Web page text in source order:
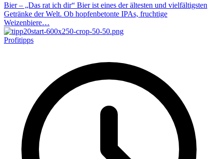
Bier – „Das rat ich dir“ Bier ist eines der ältesten und vielfältigsten
Getränke der Welt. Ob hopfenbetonte IPAs, fruchtige
Weizenbiere…
Profitipps